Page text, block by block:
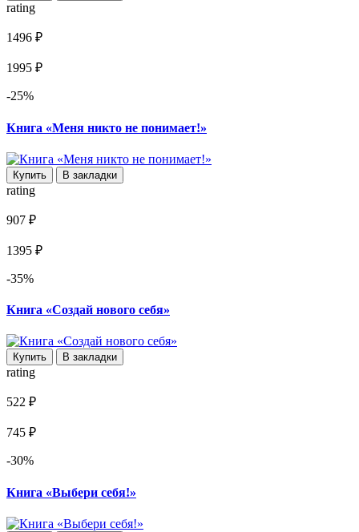
rating
1496 ₽
1995 ₽
-25%
Книга «Меня никто не понимает!»
Купить В закладки
rating
907 ₽
1395 ₽
-35%
Книга «Создай нового себя»
Купить В закладки
rating
522 ₽
745 ₽
-30%
Книга «Выбери себя!»